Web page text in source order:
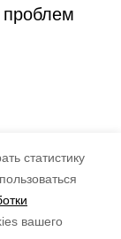
статистику
вашего